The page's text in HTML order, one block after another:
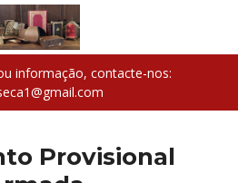
informação, contacte-nos:
Provisional